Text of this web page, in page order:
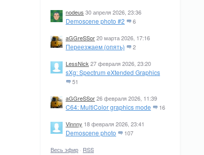
nodeus 30 апреля 2026, 23:36
Demoscene photo #2 6
aGGreSSor20 марта 2026, 17:16
Переезжаем (опять) 2
LessNick 27 февраля 2026, 23:20
sXg: Spectrum eXtended Graphics
51
aGGreSSor26 февраля 2026, 11:39
C64: MultiColor graphics mode 16
Vinnny 18 февраля 2026, 23:41
Demoscene photo 107
Весь эфир · RSS